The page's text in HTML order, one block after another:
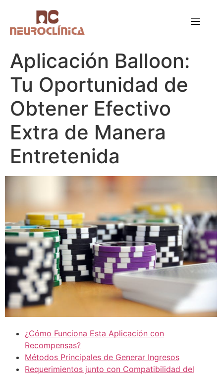
Aplicación Balloon:
Tu Oportunidad de
Obtener Efectivo
Extra de Manera
Entretenida
¿Cómo Funciona Esta Aplicación con
Recompensas?
Métodos Principales de Generar Ingresos
Requerimientos junto con Compatibilidad del